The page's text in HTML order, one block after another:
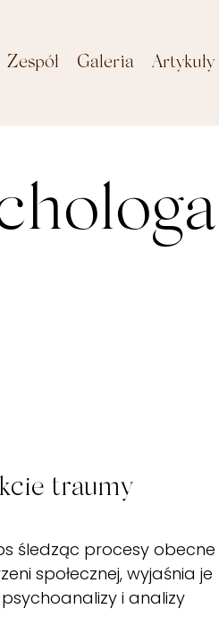
Zespół Galeria Artykuły
traumy
śledząc procesy obecne
społecznej, wyjaśnia je
i analizy